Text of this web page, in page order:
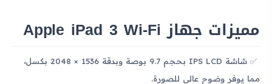
مميزات جهاز Apple iPad 3 Wi-Fi
شاشة IPS LCD بحجم 9.7 بوصة وبدقة 1536 × 2048 بكسل،
مما يوفر وضوح عالي للصورة.